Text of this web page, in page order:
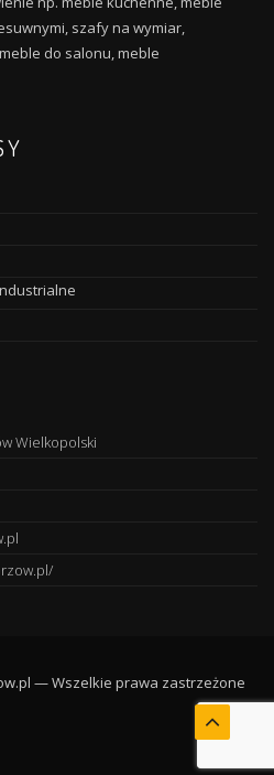
szafy na wymiar,
do salonu, meble
Wielkopolski
— Wszelkie prawa zastrzeżone